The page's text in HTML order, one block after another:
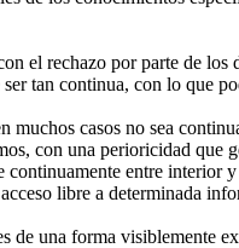
el rechazo por parte de
tan continua, con lo que
casos no sea
con una perioricidad que
entre interior
libre a determinada
de una forma